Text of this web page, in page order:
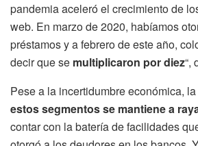
pandemia aceleró el crecimiento de
web. En marzo de 2020, habíamos
préstamos y a febrero de este año,
decir que se multiplicaron por diez“,
Pese a la incertidumbre económica, la
estos segmentos se mantiene a
contar con la batería de facilidades